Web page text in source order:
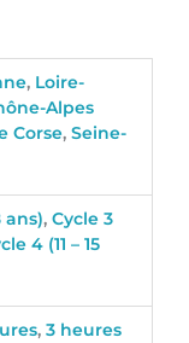
, Loire-
Alpes
Corse,Seine-
ans),Cycle 3
4 (11 – 15
,3 heures